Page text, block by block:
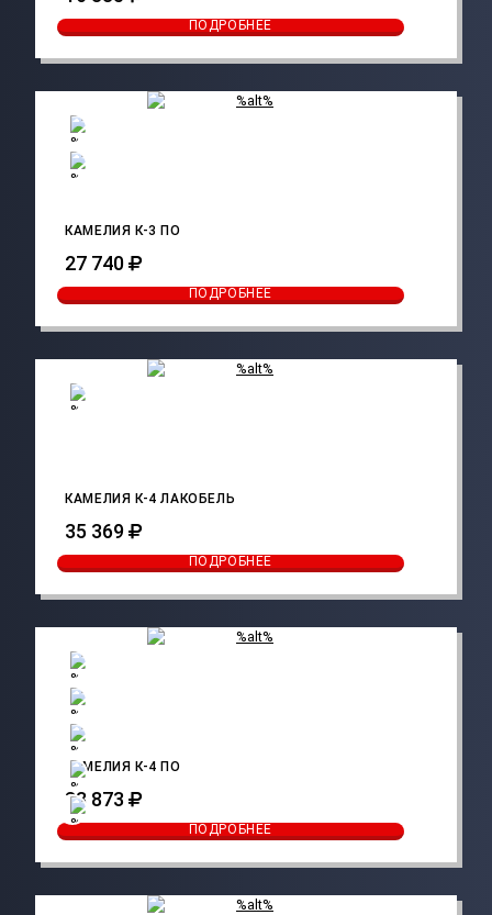
ПОДРОБНЕЕ
КАМЕЛИЯ К-3 ПО
27 740
ПОДРОБНЕЕ
КАМЕЛИЯ К-4 ЛАКОБЕЛЬ
35 369
ПОДРОБНЕЕ
КАМЕЛИЯ К-4 ПО
33 873
ПОДРОБНЕЕ